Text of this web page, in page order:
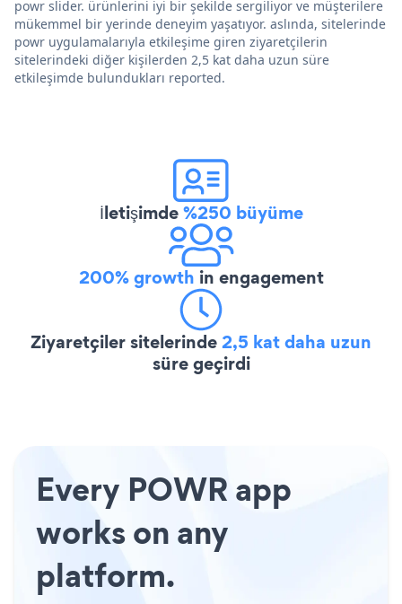
powr slider. ürünlerini iyi bir şekilde sergiliyor ve müşterilere
mükemmel bir yerinde deneyim yaşatıyor. aslında, sitelerinde
powr uygulamalarıyla etkileşime giren ziyaretçilerin
sitelerindeki diğer kişilerden 2,5 kat daha uzun süre
etkileşimde bulundukları reported.
İletişimde%250 büyüme
200% growth in engagement
Ziyaretçiler sitelerinde2,5 kat daha uzun
süre geçirdi
Every POWR app
works on any
platform.